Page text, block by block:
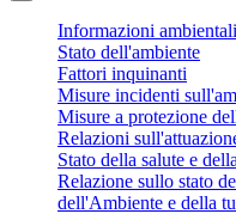
Informazioni ambientali
Stato dell'ambiente
Fattori inquinanti
Misure incidenti
Misure a protezione
Relazioni
Stato della salute e
Relazione sullo stato
dell'Ambiente e della